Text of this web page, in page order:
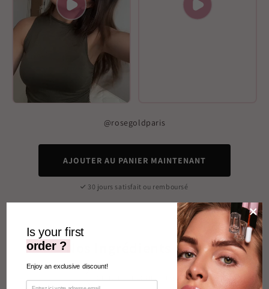
@rosegoldparis
AJOUTER AU PANIER MAINTENANT
30 jours satisfait ou remboursé
Nos Ingrédients Clés
Is your first
order ?
Enjoy an exclusive discount!